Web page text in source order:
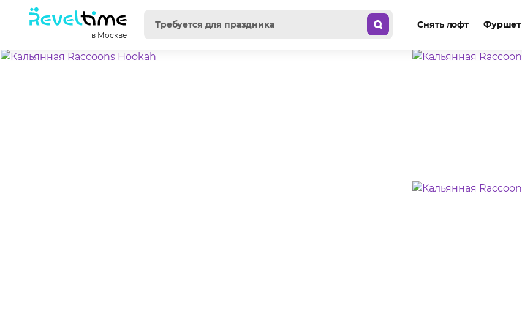
в Москве
Снять лофт Фуршет